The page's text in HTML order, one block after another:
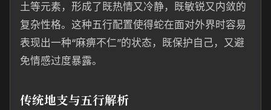
土等元素，形成了既热情又冷静，既敏锐又内敛的
复杂性格。这种五行配置使得蛇在面对外界时容易
表现出一种“麻痹不仁”的状态，既保护自己，又避
免情感过度暴露。
传统地支与五行解析